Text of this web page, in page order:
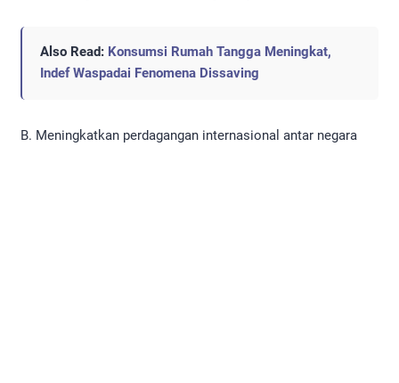
Also Read: Konsumsi Rumah Tangga Meningkat,
Indef Waspadai Fenomena Dissaving
B. Meningkatkan perdagangan internasional antar negara